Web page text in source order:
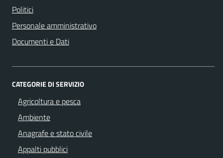
Politici
Personale amministrativo
Documenti e Dati
CATEGORIE DI SERVIZIO
Agricoltura e pesca
Ambiente
Anagrafe e stato civile
Appalti pubblici